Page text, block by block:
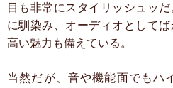
目も非常にスタイリッシュッ
に馴染み、オーディオとして
高い魅力も備えている。
当然だが、音や機能面でもハ